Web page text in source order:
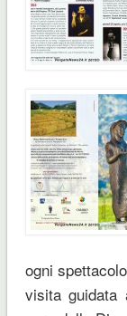
ogni
visita guidata